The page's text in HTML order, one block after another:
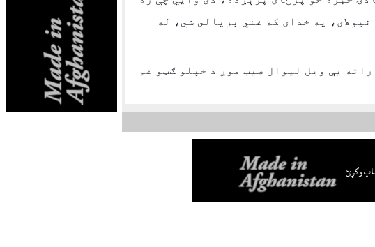
په خداى که غني بريالى شي، له
يې ويل ليوال صيب موږ د خپلو ګټو غم
وکړئ.